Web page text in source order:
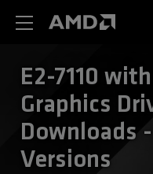
E2-7110
Graphics
Downloads
Versions